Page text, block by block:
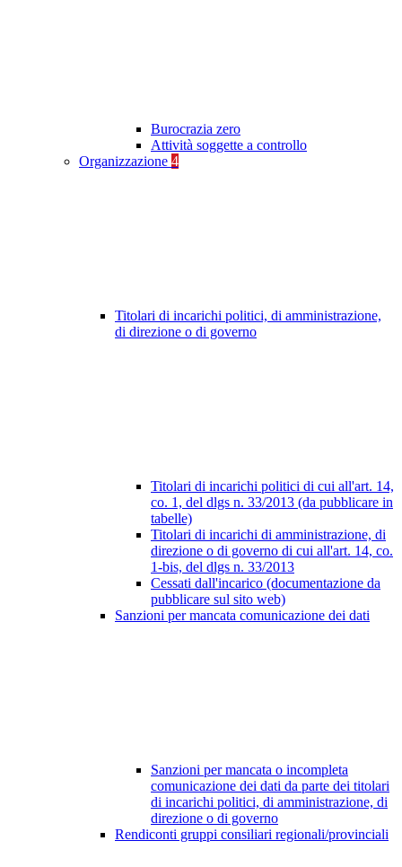
Burocrazia zero
Attività soggette a controllo
Organizzazione 4
Titolari di incarichi politici, di amministrazione,
di direzione o di governo
Titolari di incarichi politici di cui all'art. 14,
co. 1, del dlgs n. 33/2013 (da pubblicare in
tabelle)
Titolari di incarichi di amministrazione, di
direzione o di governo di cui all'art. 14, co.
1-bis, del dlgs n. 33/2013
Cessati dall'incarico (documentazione da
pubblicare sul sito web)
Sanzioni per mancata comunicazione dei dati
Sanzioni per mancata o incompleta
comunicazione dei dati da parte dei titolari
di incarichi politici, di amministrazione, di
direzione o di governo
Rendiconti gruppi consiliari regionali/provinciali